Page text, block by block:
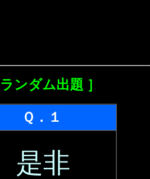
ランダム出題 ］
Ｑ．１
是非